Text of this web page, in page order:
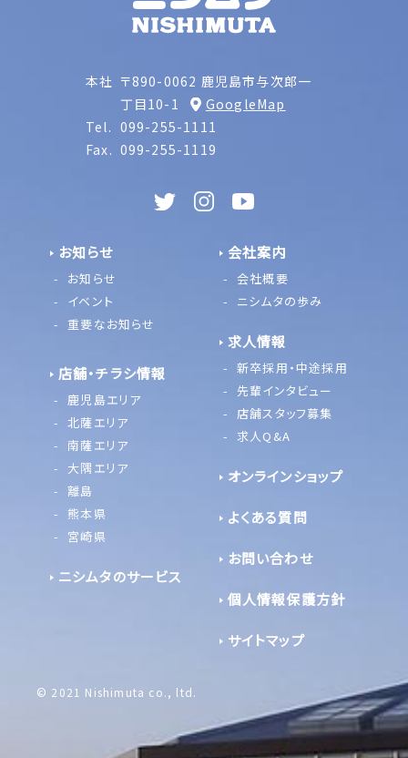
本社 〒890-0062 鹿児島市与次郎一
丁目10-1
GoogleMap
Tel. 099-255-1111
Fax. 099-255-1119
お知らせ
お知らせ
イベント
重要なお知らせ
店舗・チラシ情報
鹿児島エリア
北薩エリア
南薩エリア
大隅エリア
離島
熊本県
宮崎県
ニシムタのサービス
会社案内
会社概要
ニシムタの歩み
求人情報
新卒採用・中途採用
先輩インタビュー
店舗スタッフ募集
求人Q&A
オンラインショップ
よくある質問
お問い合わせ
個人情報保護方針
サイトマップ
© 2021 Nishimuta co., ltd.